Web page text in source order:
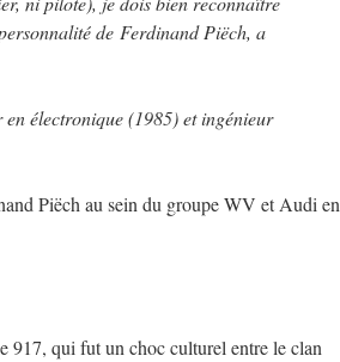
de Ferdinand Piëch, a
électronique (1985) et ingénieur
Piëch au sein du groupe WV et Audi en
917, qui fut un choc culturel entre le clan